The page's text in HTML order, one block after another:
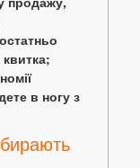
в ногу з